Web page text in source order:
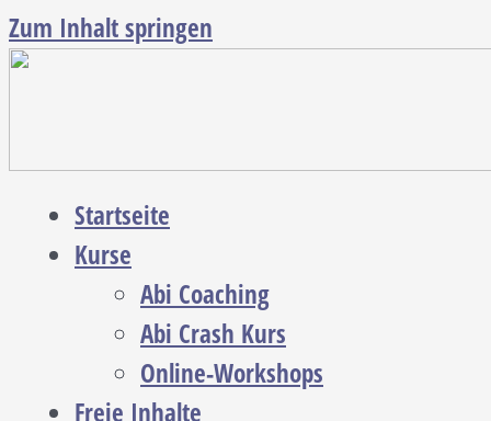
Zum Inhalt springen
Startseite
Kurse
Abi Coaching
Abi Crash Kurs
Online-Workshops
Freie Inhalte